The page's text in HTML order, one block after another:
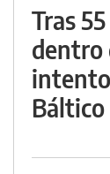
Tras
dentro